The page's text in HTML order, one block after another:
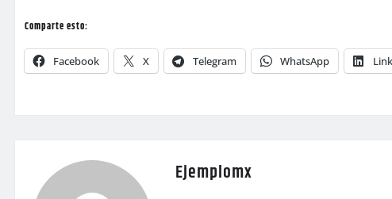
Comparte esto:
Facebook X Telegram WhatsApp
Ejemplomx